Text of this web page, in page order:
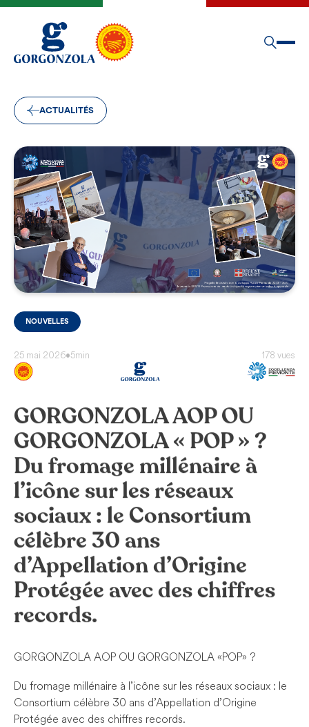
ACTUALITÉS
NOUVELLES
25 mai 2026•5min 178 vues
GORGONZOLA AOP OU
GORGONZOLA « POP » ?
Du fromage millénaire à
l’icône sur les réseaux
sociaux : le Consortium
célèbre 30 ans
d’Appellation d’Origine
Protégée avec des chiffres
records.
GORGONZOLA AOP OU GORGONZOLA « POP » ?
Du fromage millénaire à l’icône sur les réseaux sociaux : le
Consortium célèbre 30 ans d’Appellation d’Origine
Protégée avec des chiffres records.